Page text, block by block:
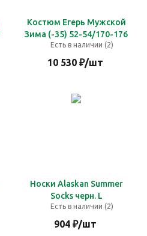
Костюм Егерь Мужской
Зима (-35) 52-54/170-176
Есть в наличии (2)
10 530₽/шт
Носки Alaskan Summer
Socks черн. L
Есть в наличии (2)
904₽/шт